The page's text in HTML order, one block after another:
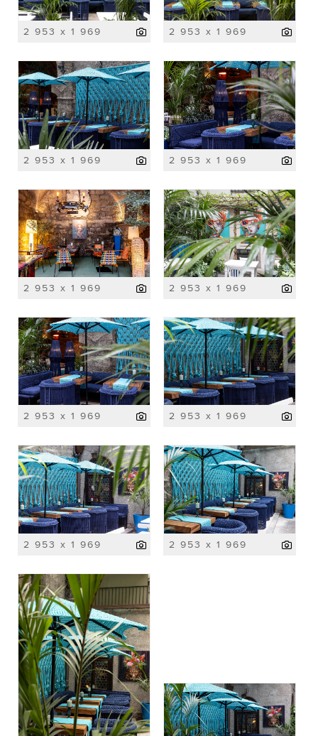
2 953 x 1 969 2 953 x 1 969
2 953 x 1 969 2 953 x 1 969
2 953 x 1 969 2 953 x 1 969
2 953 x 1 969 2 953 x 1 969
2 953 x 1 969 2 953 x 1 969